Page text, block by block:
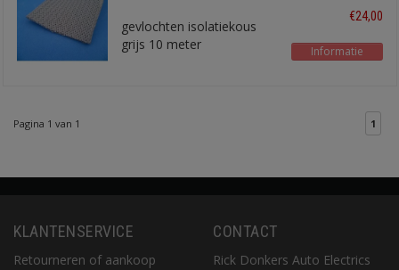
gevlochten isolatiekous
grijs 10 meter
€24,00
Informatie
Pagina 1 van 1 1
KLANTENSERVICE
Retourneren of aankoop
CONTACT
Rick Donkers Auto Electrics